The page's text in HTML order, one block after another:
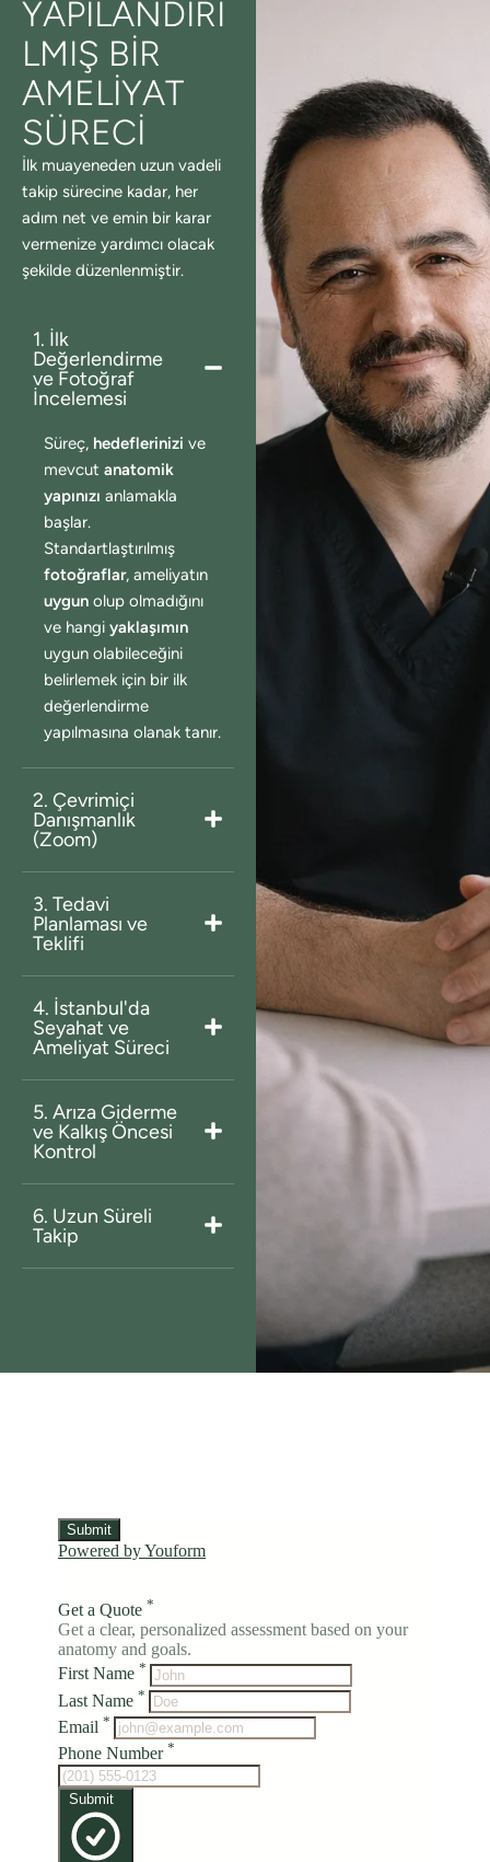
YAPILANDIRI
LMIŞ BIR
AMELIYAT
SÜRECI
İlk muayeneden uzun vadeli
takip sürecine kadar, her
adım net ve emin bir karar
vermenize yardımcı olacak
şekilde düzenlenmiştir.
1. İlk
Değerlendirme
ve Fotoğraf
İncelemesi
Süreç, hedeflerinizi ve
mevcut anatomik
yapınızı anlamakla
başlar.
Standartlaştırılmış
fotoğraflar, ameliyatın
uygun olup olmadığını
ve hangi yaklaşımın
uygun olabileceğini
belirlemek için bir ilk
değerlendirme
yapılmasına olanak tanır.
2. Çevrimiçi
Danışmanlık
(Zoom)
3. Tedavi
Planlaması ve
Teklifi
4. İstanbul'da
Seyahat ve
Ameliyat Süreci
5. Arıza Giderme
ve Kalkış Öncesi
Kontrol
6. Uzun Süreli
Takip